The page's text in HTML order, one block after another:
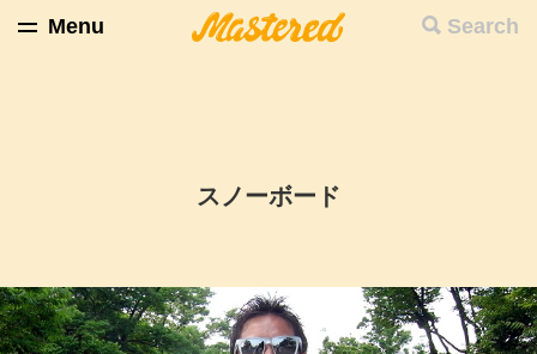
Search
Menu
スノーボード